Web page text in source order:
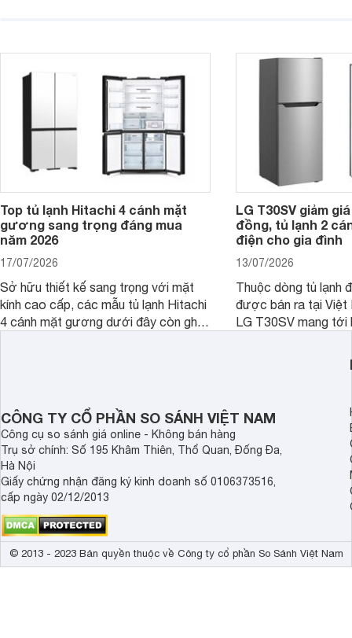
phân khúc khiến không ít người dùng
phải cân nhắc. Trên thị trường hiện
Top tủ lạnh Hitachi 4 cánh mặt
gương sang trọng đáng mua
năm 2026
17/07/2026
Sở hữu thiết kế sang trọng với mặt
kính cao cấp, các mẫu tủ lạnh Hitachi
4 cánh mặt gương dưới đây còn ghi
LG T30SV giảm
đồng, tủ lạnh 2
điện cho gia đình
13/07/2026
Thuộc dòng tủ lạnh
được bán ra tại Việt
LG T30SV mang tới
mức giá bán dễ
nhiều khách hàng
CÔNG TY CỔ PHẦN SO SÁNH VIỆT NAM
Công cụ so sánh giá online - Không bán hàng
Trụ sở chính: Số 195 Khâm Thiên, Thổ Quan, Đống Đa,
Hà Nội
Giấy chứng nhận đăng ký kinh doanh số 0106373516,
cấp ngày 02/12/2013
© 2013 - 2023 Bản quyền thuộc về Công ty cổ phần So Sánh Việt Nam